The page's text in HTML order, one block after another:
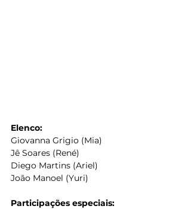
Elenco:
Giovanna Grigio (Mia)
Jê Soares (René)
Diego Martins (Ariel)
João Manoel (Yuri)
Participações especiais: